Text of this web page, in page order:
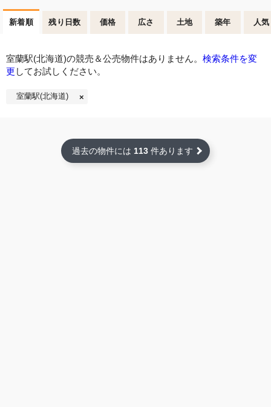
新着順 残り日数 価格 広さ 土地 築年 人気
室蘭駅(北海道)の競売＆公売物件はありません。 検索条件を変
更 してお試しください。
室蘭駅(北海道)
過去の物件には 113 件あります